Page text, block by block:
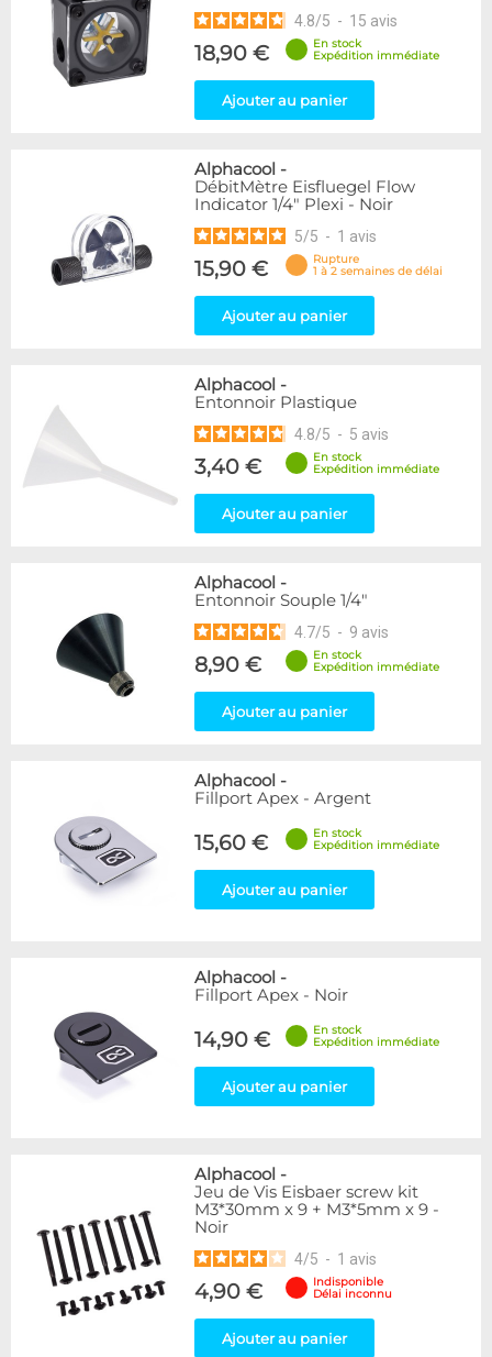
4.8/5 - 15 avis
18,90 €
En stock
Expédition immédiate
Ajouter au panier
Alphacool -
DébitMètre Eisfluegel Flow
Indicator 1/4" Plexi - Noir
5/5 - 1 avis
15,90 €
Rupture
1 à 2 semaines de délai
Ajouter au panier
Alphacool -
Entonnoir Plastique
4.8/5 - 5 avis
3,40 €
En stock
Expédition immédiate
Ajouter au panier
Alphacool -
Entonnoir Souple 1/4"
4.7/5 - 9 avis
8,90 €
En stock
Expédition immédiate
Ajouter au panier
Alphacool -
Fillport Apex - Argent
15,60 €
En stock
Expédition immédiate
Ajouter au panier
Alphacool -
Fillport Apex - Noir
14,90 €
En stock
Expédition immédiate
Ajouter au panier
Alphacool -
Jeu de Vis Eisbaer screw kit
M3*30mm x 9 + M3*5mm x 9 -
Noir
4/5 - 1 avis
4,90 €
Indisponible
Délai inconnu
Ajouter au panier